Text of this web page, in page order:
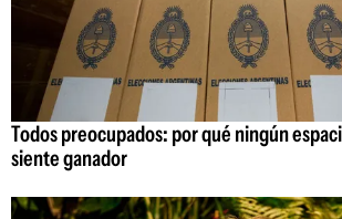
Todos preocupados: por qué ningún
siente ganador